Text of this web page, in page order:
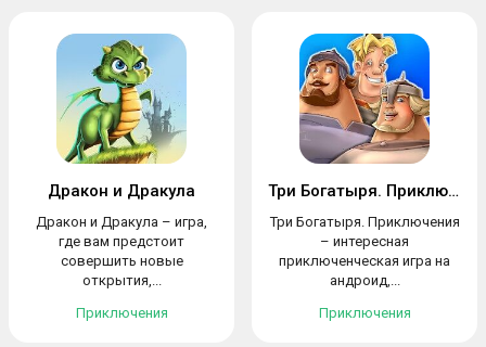
Дракон и Дракула
Дракон и Дракула – игра,
где вам предстоит
совершить новые
открытия,...
Приключения
Три Богатыря. Приключения
Три Богатыря. Приключения
– интересная
приключенческая игра на
андроид,...
Приключения